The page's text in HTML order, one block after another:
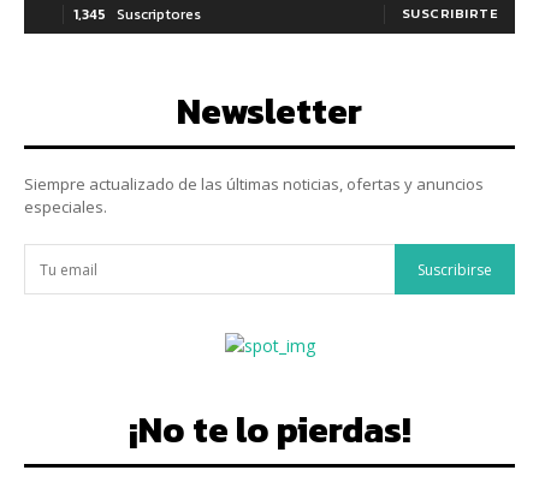
1,345 Suscriptores SUSCRIBIRTE
Newsletter
Siempre actualizado de las últimas noticias, ofertas y anuncios
especiales.
Suscribirse
¡No te lo pierdas!